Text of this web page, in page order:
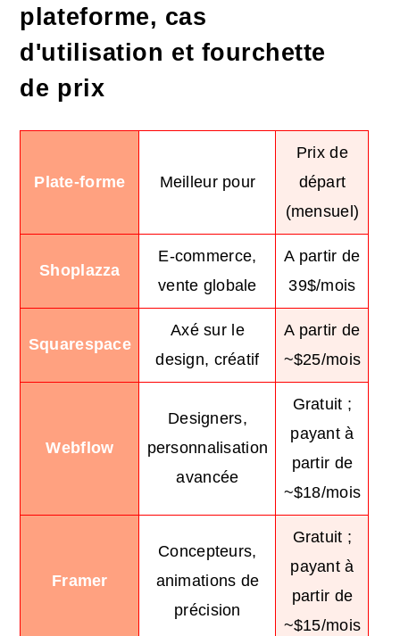
plateforme, cas
d'utilisation et fourchette
de prix
Plate-forme Meilleur pour
Prix de
départ
(mensuel)
Shoplazza
E-commerce,
vente globale
A partir de
39$/mois
Squarespace
Axé sur le
design, créatif
A partir de
~$25/mois
Webflow
Designers,
personnalisation
avancée
Gratuit ;
payant à
partir de
~$18/mois
Framer
Concepteurs,
animations de
précision
Gratuit ;
payant à
partir de
~$15/mois